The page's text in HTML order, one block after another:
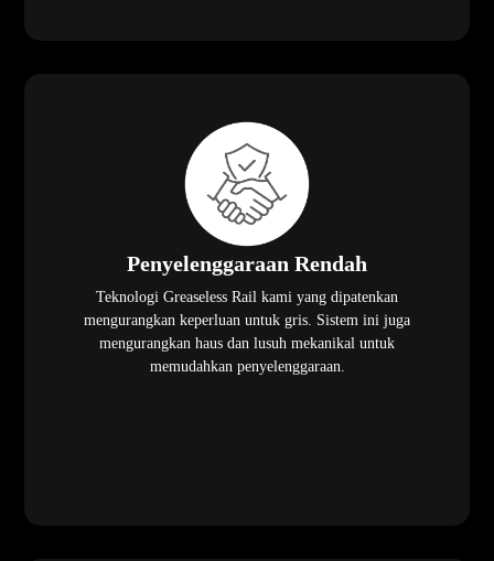
Penyelenggaraan Rendah
Teknologi Greaseless Rail kami yang dipatenkan
mengurangkan keperluan untuk gris. Sistem ini juga
mengurangkan haus dan lusuh mekanikal untuk
memudahkan penyelenggaraan.